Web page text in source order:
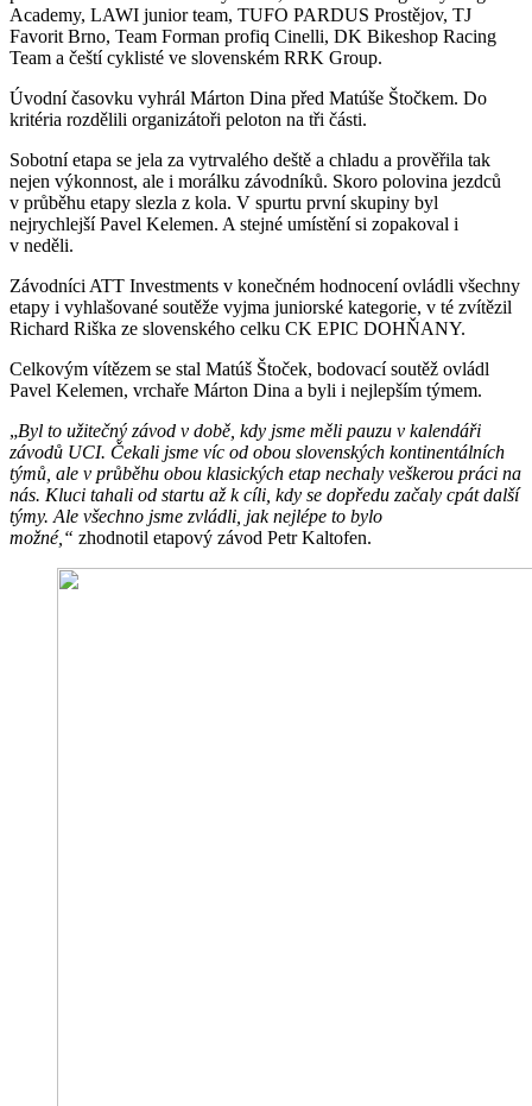
Academy, LAWI junior team, TUFO PARDUS Prostějov, TJ
Favorit Brno, Team Forman profiq Cinelli, DK Bikeshop Racing
Team a čeští cyklisté ve slovenském RRK Group.
Úvodní časovku vyhrál Márton Dina před Matúše Štočkem. Do
kritéria rozdělili organizátoři peloton na tři části.
Sobotní etapa se jela za vytrvalého deště a chladu a prověřila tak
nejen výkonnost, ale i morálku závodníků. Skoro polovina jezdců
v průběhu etapy slezla z kola. V spurtu první skupiny byl
nejrychlejší Pavel Kelemen. A stejné umístění si zopakoval i
v neděli.
Závodníci ATT Investments v konečném hodnocení ovládli všechny
etapy i vyhlašované soutěže vyjma juniorské kategorie, v té zvítězil
Richard Riška ze slovenského celku CK EPIC DOHŇANY.
Celkovým vítězem se stal Matúš Štoček, bodovací soutěž ovládl
Pavel Kelemen, vrchaře Márton Dina a byli i nejlepším týmem.
„Byl to užitečný závod v době, kdy jsme měli pauzu v kalendáři
závodů UCI. Čekali jsme víc od obou slovenských kontinentálních
týmů, ale v průběhu obou klasických etap nechaly veškerou práci na
nás. Kluci tahali od startu až k cíli, kdy se dopředu začaly cpát další
týmy. Ale všechno jsme zvládli, jak nejlépe to bylo
možné,“ zhodnotil etapový závod Petr Kaltofen.